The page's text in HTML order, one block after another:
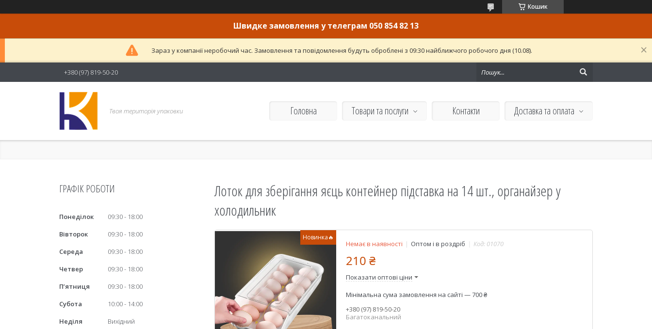
Кошик
Швидке замовлення у телеграм 050 854 82 13
Зараз у компанії неробочий час. Замовлення та повідомлення будуть оброблені з 09:30 найближчого робочого дня (10.08).
+380 (97) 819-50-20
Твоя територія упаковки Головна Товари та послуги Контакти Доставка та оплата
Лоток для зберігання яєць контейнер підставка на 14 шт., органайзер у
холодильник
Новинка🔥
Немає в наявності Оптом і в роздріб Код: 01070
210 ₴
Показати оптові ціни
Мінімальна сума замовлення на сайті — 700 ₴
+380 (97) 819-50-20
Багатоканальний
ГРАФІК РОБОТИ
Понеділок 09:30
18:00
Вівторок
09:30
18:00
Середа
09:30
18:00
Четвер
09:30
18:00
Пʼятниця
09:30
18:00
Субота
10:00
14:00
Неділя
Вихідний